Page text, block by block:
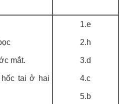
mắt.
hốc tai ở hai
1.e
2.h
3.d
4.c
5.b